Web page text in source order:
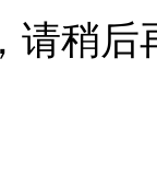
请稍后